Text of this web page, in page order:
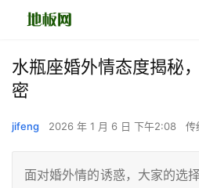
水瓶座婚外情态度揭秘
密
jifeng 2026 年 1 月 6 日 下午2:08 传
面对婚外情的诱惑，大家的选